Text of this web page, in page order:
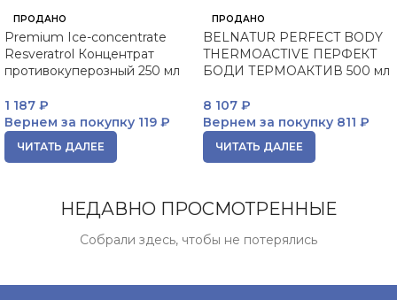
ПРОДАНО
Premium Ice-concentrate
Resveratrol Концентрат
противокуперозный 250 мл
1 187 ₽
Вернем за покупку 119 ₽
ЧИТАТЬ ДАЛЕЕ
ПРОДАНО
BELNATUR PERFECT BODY
THERMOACTIVE ПЕРФЕКТ
БОДИ ТЕРМОАКТИВ 500 мл
8 107 ₽
Вернем за покупку 811 ₽
ЧИТАТЬ ДАЛЕЕ
НЕДАВНО ПРОСМОТРЕННЫЕ
Собрали здесь, чтобы не потерялись